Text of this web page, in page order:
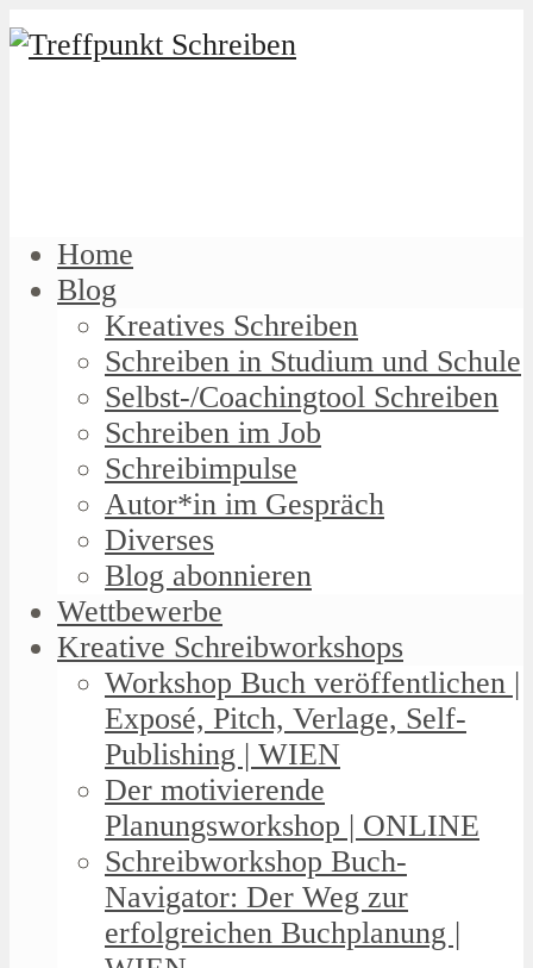
Home
Blog
Kreatives Schreiben
Schreiben in Studium und Schule
Selbst-/Coachingtool Schreiben
Schreiben im Job
Schreibimpulse
Autor*in im Gespräch
Diverses
Blog abonnieren
Wettbewerbe
Kreative Schreibworkshops
Workshop Buch veröffentlichen |
Exposé, Pitch, Verlage, Self-
Publishing | WIEN
Der motivierende
Planungsworkshop | ONLINE
Schreibworkshop Buch-
Navigator: Der Weg zur
erfolgreichen Buchplanung |